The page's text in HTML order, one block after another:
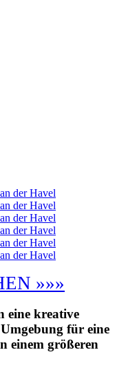
»»»
eine kreative
für eine
einem größeren